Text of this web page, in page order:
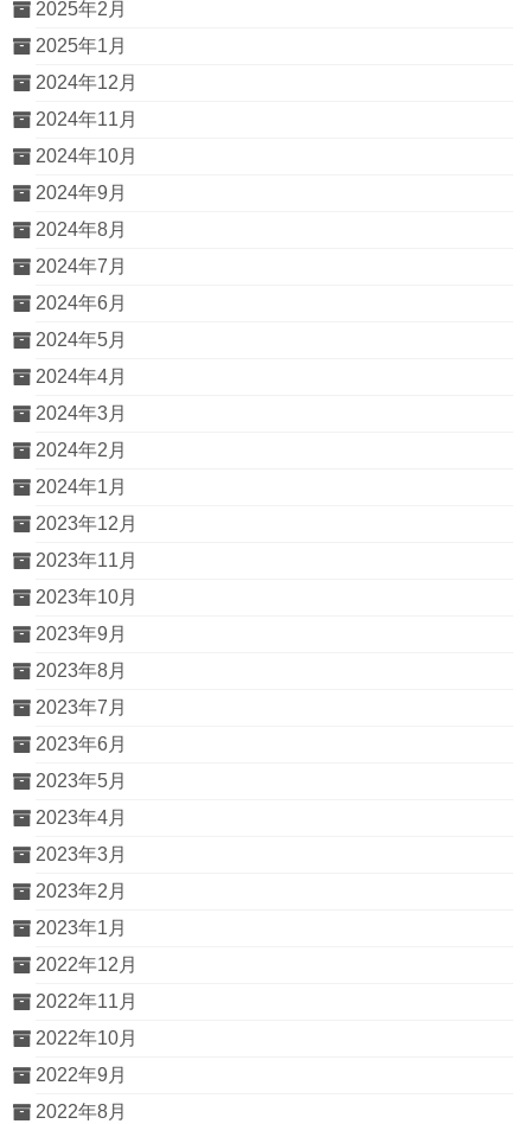
2025年2月
2025年1月
2024年12月
2024年11月
2024年10月
2024年9月
2024年8月
2024年7月
2024年6月
2024年5月
2024年4月
2024年3月
2024年2月
2024年1月
2023年12月
2023年11月
2023年10月
2023年9月
2023年8月
2023年7月
2023年6月
2023年5月
2023年4月
2023年3月
2023年2月
2023年1月
2022年12月
2022年11月
2022年10月
2022年9月
2022年8月